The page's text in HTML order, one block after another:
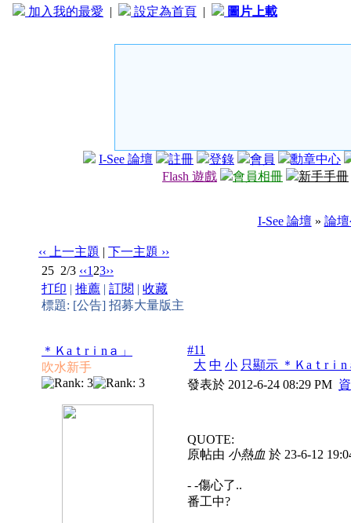
加入我的最愛 | 設定為首頁 | 圖片上載
I-See 論壇 註冊 登錄 會員
勳章中心
Flash 遊戲
會員相冊 新手手冊
I-See 論壇 » 論
‹‹ 上一主題 | 下一主題 ››
25 2/3 ‹‹1 23››
打印 | 推薦 | 訂閱 | 收藏
標題: [公告] 招募大量版主
＊Ｋaｔrｉnａ」
吹水新手
#11
大 中 小 只顯示 ＊Ｋaｔrｉ
發表於 2012-6-24 08:29 PM
QUOTE:
原帖由 小熱血 於 23-6-12
- -傷心了..
番工中?